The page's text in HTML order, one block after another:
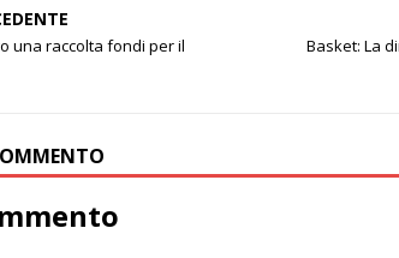
una raccolta fondi per il
Basket: La